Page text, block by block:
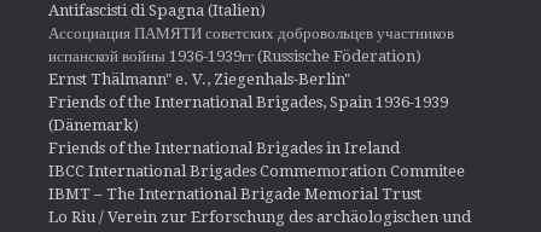
Antifascisti di Spagna (Italien)
Ассоциация ПАМЯТИ советских добровольцев участников
испанской войны 1936-1939гг (Russische Föderation)
Ernst Thälmann" e. V., Ziegenhals-Berlin"
Friends of the International Brigades, Spain 1936-1939
(Dänemark)
Friends of the International Brigades in Ireland
IBCC International Brigades Commemoration Commitee
IBMT – The International Brigade Memorial Trust
Lo Riu / Verein zur Erforschung des archäologischen und